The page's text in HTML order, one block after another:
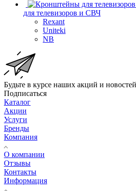
для телевизоров и СВЧ
Rexant
Uniteki
NB
Будьте в курсе наших акций и новостей
Подписаться
Каталог
Акции
Услуги
Бренды
Компания
О компании
Отзывы
Контакты
Информация